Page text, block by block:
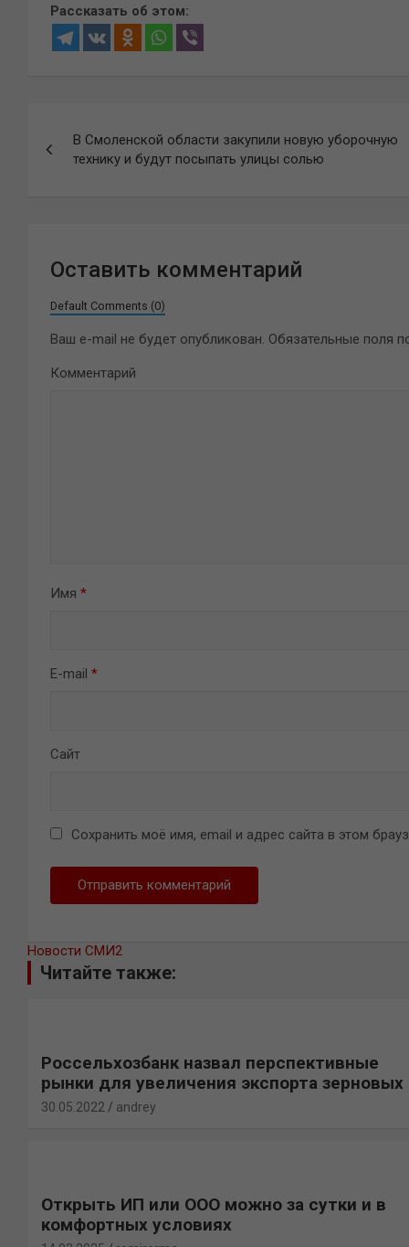
Рассказать об этом:
по
В Смоленской области закупили новую уборочную
технику и будут посыпать улицы солью
Оставить комментарий
Default Comments (0)
Ваш e-mail не будет опубликован. Обязательные поля
Комментарий
Имя *
E-mail *
Сайт
Сохранить моё имя, email и адрес сайта в этом
Новости СМИ2
Читайте также:
Россельхозбанк назвал перспективные
рынки для увеличения экспорта зерновых
30.05.2022 andrey
Открыть ИП или ООО можно за сутки и в
комфортных условиях